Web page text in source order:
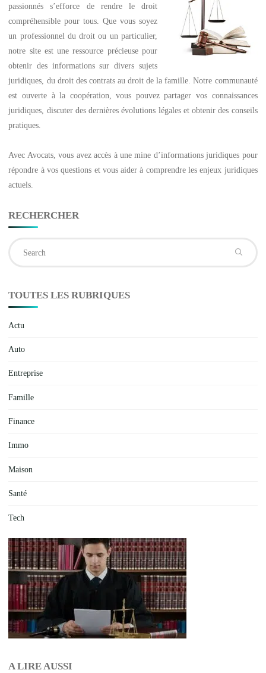
passionnés s’efforce de rendre le droit
compréhensible pour tous. Que vous soyez
un professionnel du droit ou un particulier,
notre site est une ressource précieuse pour
obtenir des informations sur divers sujets
juridiques, du droit des contrats au droit de la famille. Notre communauté
est ouverte à la coopération, vous pouvez partager vos connaissances
juridiques, discuter des dernières évolutions légales et obtenir des conseils
pratiques.
Avec Avocats, vous avez accès à une mine d’informations juridiques pour
répondre à vos questions et vous aider à comprendre les enjeux juridiques
actuels.
RECHERCHER
TOUTES LES RUBRIQUES
Actu
Auto
Entreprise
Famille
Finance
Immo
Maison
Santé
Tech
A LIRE AUSSI